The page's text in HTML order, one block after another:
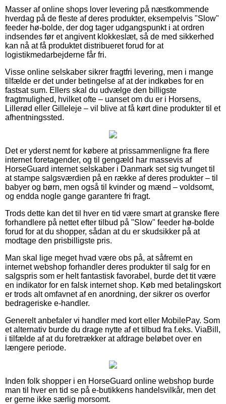
Masser af online shops lover levering på næstkommende
hverdag på de fleste af deres produkter, eksempelvis "Slow"
feeder hø-bolde, der dog tager udgangspunkt i at ordren
indsendes før et angivent klokkeslæt, så de med sikkerhed
kan nå at få produktet distribueret forud for at
logistikmedarbejderne får fri.
Visse online selskaber sikrer fragtfri levering, men i mange
tilfælde er det under betingelse af at der indkøbes for en
fastsat sum. Ellers skal du udvælge den billigste
fragtmulighed, hvilket ofte – uanset om du er i Horsens,
Lillerød eller Gilleleje – vil blive at få kørt dine produkter til et
afhentningssted.
Det er yderst nemt for købere at prissammenligne fra flere
internet foretagender, og til gengæld har massevis af
HorseGuard internet selskaber i Danmark set sig tvunget til
at stampe salgsværdien på en række af deres produkter – til
babyer og børn, men også til kvinder og mænd – voldsomt,
og endda nogle gange garantere fri fragt.
Trods dette kan det til hver en tid være smart at granske flere
forhandlere på nettet efter tilbud på "Slow" feeder hø-bolde
forud for at du shopper, sådan at du er skudsikker på at
modtage den prisbilligste pris.
Man skal lige meget hvad være obs på, at såfremt en
internet webshop forhandler deres produkter til salg for en
salgspris som er helt fantastisk favorabel, burde det tit være
en indikator for en falsk internet shop. Køb med betalingskort
er trods alt omfavnet af en anordning, der sikrer os overfor
bedrageriske e-handler.
Generelt anbefaler vi handler med kort eller MobilePay. Som
et alternativ burde du drage nytte af et tilbud fra f.eks. ViaBill,
i tilfælde af at du foretrækker at afdrage beløbet over en
længere periode.
Inden folk shopper i en HorseGuard online webshop burde
man til hver en tid se på e-butikkens handelsvilkår, men det
er gerne ikke særlig morsomt.